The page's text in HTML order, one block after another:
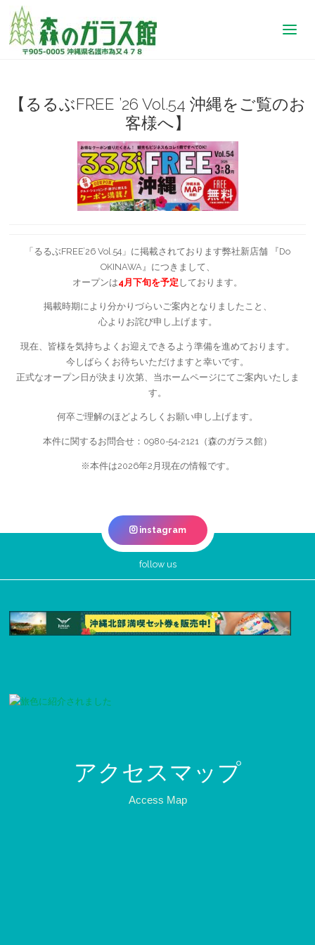
琉球
ガラ
ス制
作体
験
【るるぶFREE ’26 Vol.54 沖縄をご覧のお
客様へ】
「るるぶFREE’26 Vol.54」に掲載されております弊社新店舗 『Do
OKINAWA』につきまして、
オープンは4月下旬を予定 しております。
掲載時期により分かりづらいご案内となりましたこと、
心よりお詫び申し上げます。
現在、皆様を気持ちよくお迎えできるよう準備を進めております。
今しばらくお待ちいただけますと幸いです。
正式なオープン日が決まり次第、当ホームページにてご案内いたしま
す。
何卒ご理解のほどよろしくお願い申し上げます。
本件に関するお問合せ：0980-54-2121（森のガラス館）
※本件は2026年2月現在の情報です。
instagram
follow us
アクセスマップ
Access Map